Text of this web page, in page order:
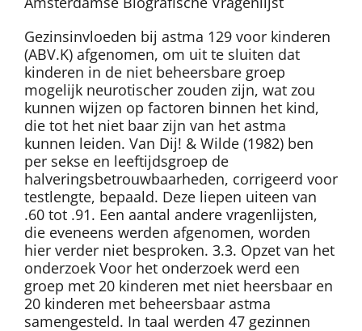
Gezinsinvloeden bij astma 129 voor kinderen
(ABV.K) afgenomen, om uit te sluiten dat
kinderen in de niet beheersbare groep
mogelijk neurotischer zouden zijn, wat zou
kunnen wijzen op factoren binnen het kind,
die tot het niet baar zijn van het astma
kunnen leiden. Van Dij! & Wilde (1982) ben
per sekse en leeftijdsgroep de
halveringsbetrouwbaarheden, corrigeerd voor
testlengte, bepaald. Deze liepen uiteen van
.60 tot .91. Een aantal andere vragenlijsten,
die eveneens werden afgenomen, worden
hier verder niet besproken. 3.3. Opzet van het
onderzoek Voor het onderzoek werd een
groep met 20 kinderen met niet heersbaar en
20 kinderen met beheersbaar astma
samengesteld. In taal werden 47 gezinnen